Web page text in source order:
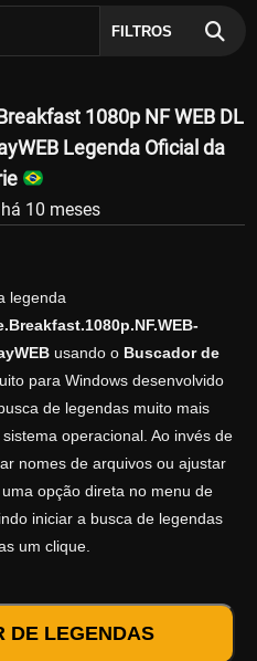
FILTROS
1080p NF WEB DL
Legenda Oficial da
10 meses
legenda
usando o Buscador de
para Windows desenvolvido
de legendas muito mais
operacional. Ao invés de
nomes de arquivos ou ajustar
opção direta no menu de
iniciar a busca de legendas
um clique.
DE LEGENDAS